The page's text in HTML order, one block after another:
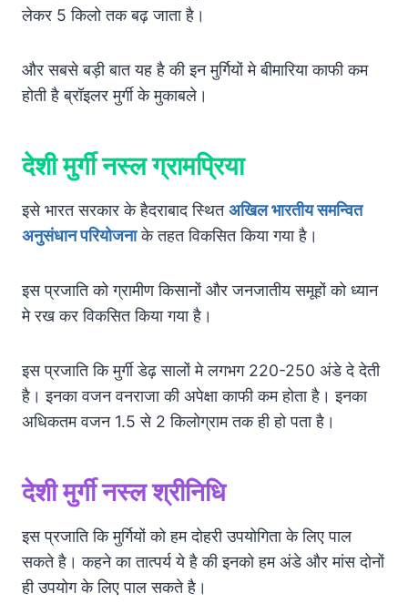
लेकर 5 किलो तक बढ़ जाता है।
और सबसे बड़ी बात यह है की इन मुर्गियों मे बीमारिया काफी कम
होती है ब्रॉइलर मुर्गी के मुकाबले।
देशी मुर्गी नस्ल ग्रामप्रिया
इसे भारत सरकार के हैदराबाद स्थितअखिल भारतीय समन्वित
अनुसंधान परियोजनाके तहत विकसित किया गया है।
इस प्रजाति को ग्रामीण किसानों और जनजातीय समूहों को ध्यान
मे रख कर विकसित किया गया है।
इस प्रजाति कि मुर्गी डेढ़ सालों मे लगभग 220-250 अंडे दे देती
है। इनका वजन वनराजा की अपेक्षा काफी कम होता है। इनका
अधिकतम वजन 1.5 से 2 किलोग्राम तक ही हो पता है।
देशी मुर्गी नस्ल श्रीनिधि
इस प्रजाति कि मुर्गियों को हम दोहरी उपयोगिता के लिए पाल
सकते है। कहने का तात्पर्य ये है की इनको हम अंडे और मांस दोनों
ही उपयोग के लिए पाल सकते है।